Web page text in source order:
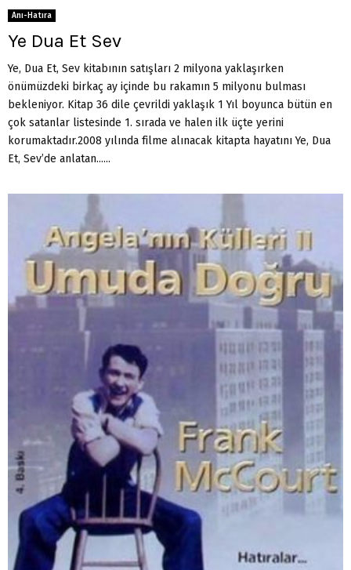
Anı-Hatıra
Ye Dua Et Sev
Ye, Dua Et, Sev kitabının satışları 2 milyona yaklaşırken
önümüzdeki birkaç ay içinde bu rakamın 5 milyonu bulması
bekleniyor. Kitap 36 dile çevrildi yaklaşık 1 Yıl boyunca bütün en
çok satanlar listesinde 1. sırada ve halen ilk üçte yerini
korumaktadır.2008 yılında filme alınacak kitapta hayatını Ye, Dua
Et, Sev’de anlatan......